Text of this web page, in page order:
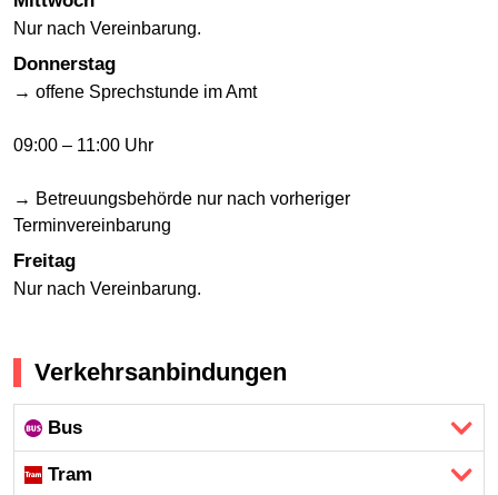
Nur nach Vereinbarung.
Donnerstag
→ offene Sprechstunde im Amt
09:00 – 11:00 Uhr
→ Betreuungsbehörde nur nach vorheriger
Terminvereinbarung
Freitag
Nur nach Vereinbarung.
Verkehrsanbindungen
Bus
Tram